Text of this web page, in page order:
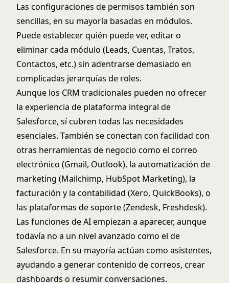
Las configuraciones de permisos también son
sencillas, en su mayoría basadas en módulos.
Puede establecer quién puede ver, editar o
eliminar cada módulo (Leads, Cuentas, Tratos,
Contactos, etc.) sin adentrarse demasiado en
complicadas jerarquías de roles.
Aunque los CRM tradicionales pueden no ofrecer
la experiencia de plataforma integral de
Salesforce, sí cubren todas las necesidades
esenciales. También se conectan con facilidad con
otras herramientas de negocio como el correo
electrónico (Gmail, Outlook), la automatización de
marketing (Mailchimp, HubSpot Marketing), la
facturación y la contabilidad (Xero, QuickBooks), o
las plataformas de soporte (Zendesk, Freshdesk).
Las funciones de AI empiezan a aparecer, aunque
todavía no a un nivel avanzado como el de
Salesforce. En su mayoría actúan como asistentes,
ayudando a generar contenido de correos, crear
dashboards o resumir conversaciones.